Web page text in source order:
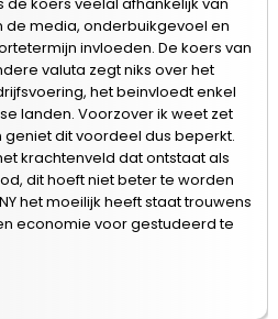
de media, onderbuikgevoel en
invloeden. De koers van
valuta zegt niks over het
het beinvloedt enkel
landen. Voorzover ik weet zet
geniet dit voordeel dus beperkt.
krachtenveld dat ontstaat als
dit hoeft niet beter te worden
het moeilijk heeft staat trouwens
economie voor gestudeerd te